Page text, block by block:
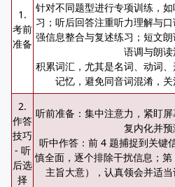
1.
考前
准备
针对不同题型进行专项训练，
习；听后回答注重听力理解与
强信息整合与复述练习；短文
语调与朗读
积累词汇，尤其是名词、动词
记忆，避免同音词混淆，关
2.
作答
技巧
- 听
后选
择
听前准备：集中注意力，紧盯
复内化并预
听中作答：前 4 题捕捉到关键
慎全面，逐个排除干扰信息；
主旨大意），认真领会并适当